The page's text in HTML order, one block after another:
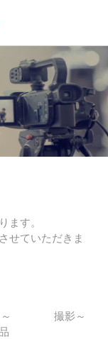
ます。
ていただきま
円～ 撮影～